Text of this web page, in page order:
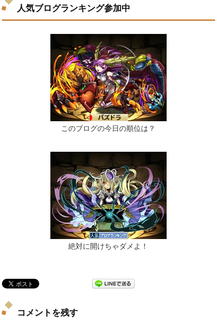
人気ブログランキング参加中
このブログの今日の順位は？
絶対に開けちゃダメよ！
コメントを残す